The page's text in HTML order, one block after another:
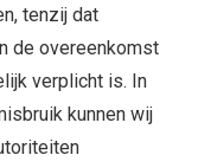
tenzij dat
de overeenkomst
verplicht is. In
kunnen wij